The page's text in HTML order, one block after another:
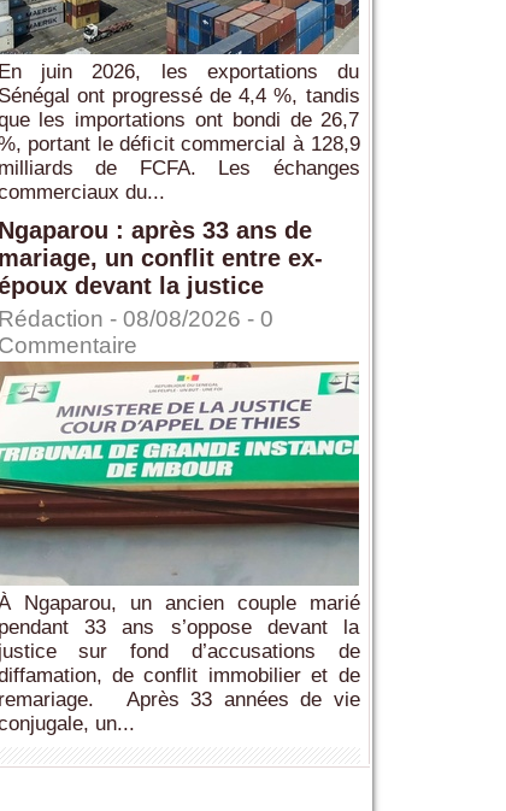
En juin 2026, les exportations du
Sénégal ont progressé de 4,4 %, tandis
les importations ont bondi de 26,7
portant le déficit commercial à 128,9
milliards de FCFA. Les échanges
du...
Ngaparou : après 33 ans de
mariage, un conflit entre ex-
devant la justice
Rédaction - 08/08/2026 - 0
Commentaire
Ngaparou, un ancien couple marié
pendant 33 ans s’oppose devant la
justice sur fond d’accusations de
de conflit immobilier et de
remariage. Après 33 années de vie
un...